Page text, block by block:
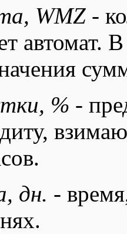
WMZ -
автомат.
% -
дн. -